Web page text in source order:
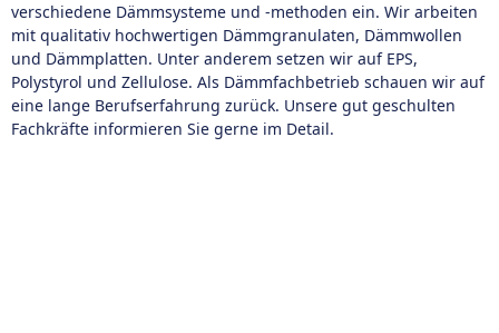
verschiedene Dämmsysteme und -methoden ein. Wir arbeiten
mit qualitativ hochwertigen Dämmgranulaten, Dämmwollen
und Dämmplatten. Unter anderem setzen wir auf EPS,
Polystyrol und Zellulose. Als Dämmfachbetrieb schauen wir auf
eine lange Berufserfahrung zurück. Unsere gut geschulten
Fachkräfte informieren Sie gerne im Detail.